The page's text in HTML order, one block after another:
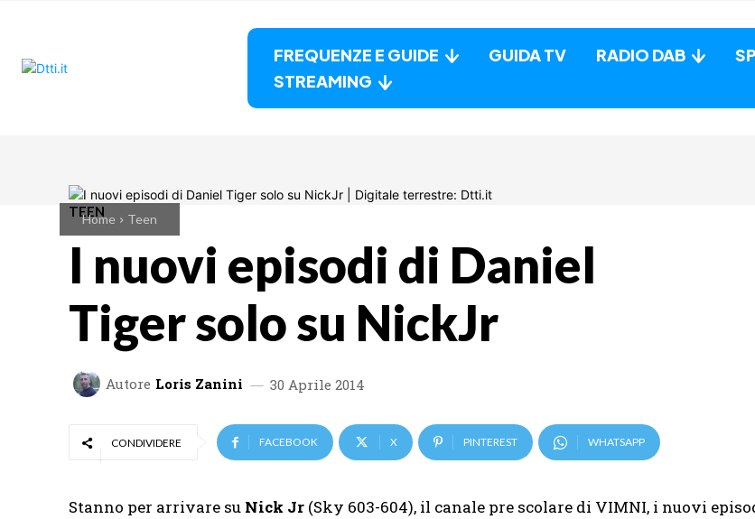
FREQUENZE E GUIDE GUIDA TV RADIO DAB
STREAMING
Home Teen
TEEN
I nuovi episodi di Daniel
Tiger solo su NickJr
Autore Loris Zanini 30 Aprile 2014
CONDIVIDERE FACEBOOK X PINTEREST WHATSAPP
Stanno per arrivare su Nick Jr (Sky 603-604), il canale pre scolare di VIMNI, i nuovi